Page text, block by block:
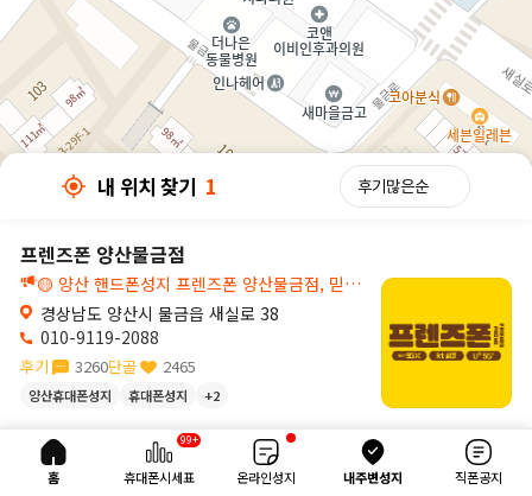
내 위치 찾기 1
프렌즈폰 양산물금점
🟡 양산 핸드폰성지 프렌즈폰 양산물금점, 믿고 찾는 양산 휴대폰매장
경상남도 양산시 물금읍 새실로 38
010-9119-2088
후기 3260단골 2465
양산휴대폰성지 휴대폰성지 +2
내 위치 찾기 1
홈
99+
휴대폰시세표 온라인성지 내주변성지 직폰공지